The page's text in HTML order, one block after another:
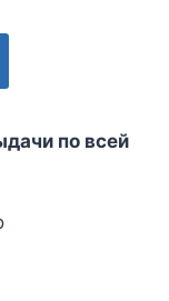
по всей